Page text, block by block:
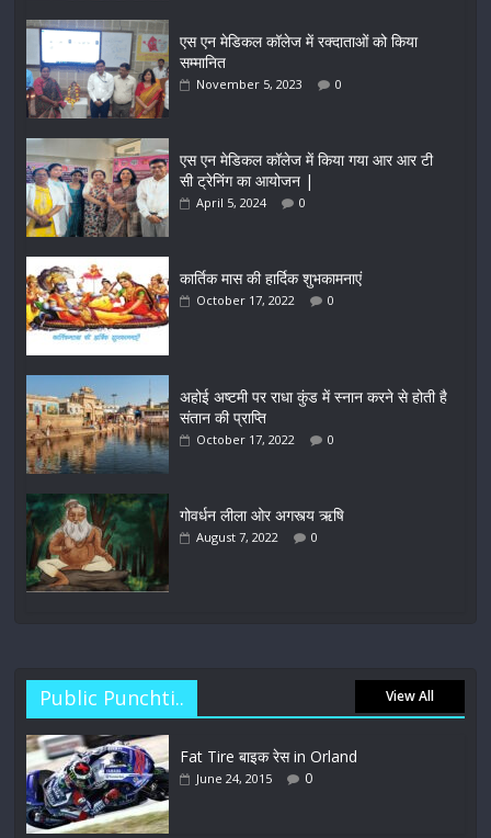
एस एन मेडिकल कॉलेज में रक्दाताओं को किया
सम्मानित
November 5, 2023 0
एस एन मेडिकल कॉलेज में किया गया आर आर टी
सी ट्रेनिंग का आयोजन |
April 5, 2024 0
कार्तिक मास की हार्दिक शुभकामनाएं
October 17, 2022 0
अहोई अष्टमी पर राधा कुंड में स्नान करने से होती है
संतान की प्राप्ति
October 17, 2022 0
गोवर्धन लीला ओर अगस्त्य ऋषि
August 7, 2022 0
Public Punchti.. View All
Fat Tire बाइक रेस in Orland
June 24, 2015 0